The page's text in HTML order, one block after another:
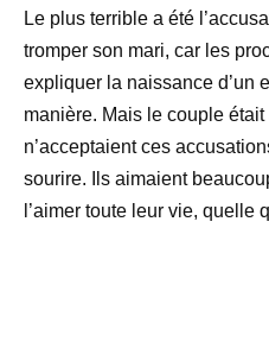
Le plus terrible a été
tromper son mari, car les
expliquer la naissance d’un
manière. Mais le couple
n’acceptaient ces
sourire. Ils aimaient
l’aimer toute leur vie, quelle